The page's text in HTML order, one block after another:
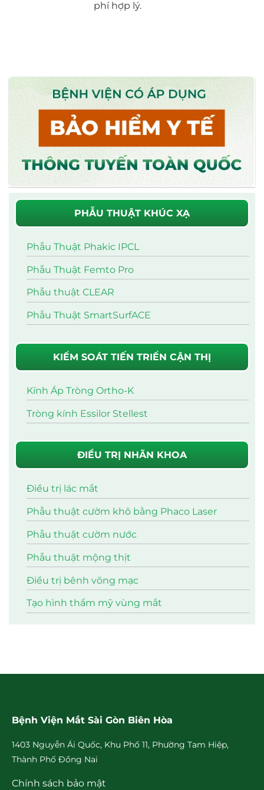
phí hợp lý.
PHẪU THUẬT KHÚC XẠ
Phẫu Thuật Phakic IPCL
Phẫu Thuật Femto Pro
Phẫu thuật CLEAR
Phẫu Thuật SmartSurfACE
KIỂM SOÁT TIẾN TRIỂN CẬN THỊ
Kính Áp Tròng Ortho-K
Tròng kính Essilor Stellest
ĐIỀU TRỊ NHÃN KHOA
Điều trị lác mắt
Phẫu thuật cườm khô bằng Phaco Laser
Phẫu thuật cườm nước
Phẫu thuật mộng thịt
Điều trị bênh võng mạc
Tạo hình thẩm mỹ vùng mắt
Bệnh Viện Mắt Sài Gòn Biên Hòa
1403 Nguyễn Ái Quốc, Khu Phố 11, Phường Tam Hiệp,
Thành Phố Đồng Nai
Chính sách bảo mật